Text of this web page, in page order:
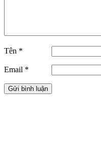
Tên *
Email *